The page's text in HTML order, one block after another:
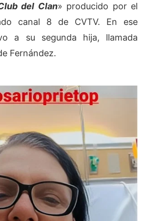
del Clan» producido por el
canal 8 de CVTV. En ese
a su segunda hija, llamada
Fernández.